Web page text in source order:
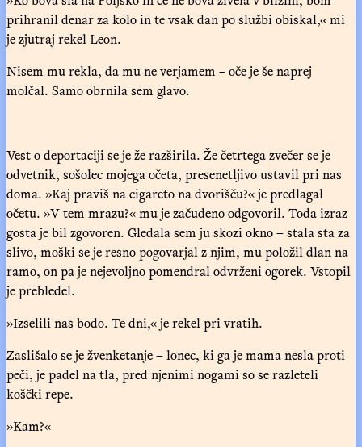
prihranil denar za kolo in te vsak dan po službi obiskal,« mi
je zjutraj rekel Leon.
Nisem mu rekla, da mu ne verjamem − oče je še naprej
molčal. Samo obrnila sem glavo.
Vest o deportaciji se je že razširila. Že četrtega zvečer se je
odvetnik, sošolec mojega očeta, presenetljivo ustavil pri nas
doma. »Kaj praviš na cigareto na dvorišču?« je predlagal
očetu. »V tem mrazu?« mu je začudeno odgovoril. Toda izraz
gosta je bil zgovoren. Gledala sem ju skozi okno – stala sta za
slivo, moški se je resno pogovarjal z njim, mu položil dlan na
ramo, on pa je nejevoljno pomendral odvrženi ogorek. Vstopil
je prebledel.
»Izselili nas bodo. Te dni,« je rekel pri vratih.
Zaslišalo se je žvenketanje – lonec, ki ga je mama nesla proti
peči, je padel na tla, pred njenimi nogami so se razleteli
koščki repe.
»Kam?«